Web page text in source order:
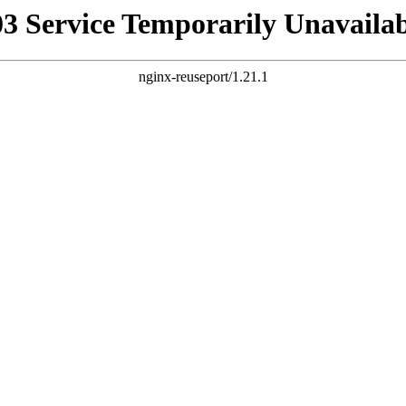
Service Temporarily
nginx-reuseport/1.21.1